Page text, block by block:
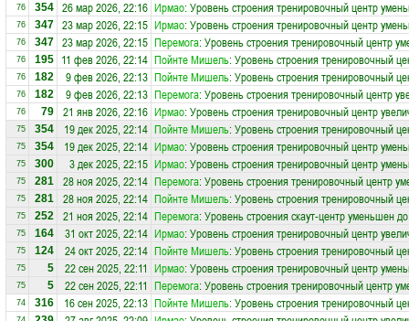
76 354 26 мар 2026, 22:16 Ирмао: Уровень строения тренировочный центр
76 347 23 мар 2026, 22:15 Ирмао: Уровень строения тренировочный центр
76 347 23 мар 2026, 22:15 Перемога: Уровень строения тренировочный центр
76 195 11 фев 2026, 22:14 Пойнте Мишель: Уровень строения тренировочный
76 182 9 фев 2026, 22:13 Пойнте Мишель: Уровень строения тренировочный
76 182 9 фев 2026, 22:13 Перемога: Уровень строения тренировочный центр
76 79 21 янв 2026, 22:16 Ирмао: Уровень строения тренировочный центр
75 354 19 дек 2025, 22:14 Пойнте Мишель: Уровень строения тренировочный
75 354 19 дек 2025, 22:14 Ирмао: Уровень строения тренировочный центр
75 300 3 дек 2025, 22:15 Ирмао: Уровень строения тренировочный центр
75 281 28 ноя 2025, 22:14 Перемога: Уровень строения тренировочный центр
75 281 28 ноя 2025, 22:14 Пойнте Мишель: Уровень строения тренировочный
75 252 21 ноя 2025, 22:14 Перемога: Уровень строения скаут-центр уменьшен
75 164 31 окт 2025, 22:14 Ирмао: Уровень строения тренировочный центр
75 124 24 окт 2025, 22:14 Пойнте Мишель: Уровень строения тренировочный
75 5 22 сен 2025, 22:11 Ирмао: Уровень строения тренировочный центр
75 5 22 сен 2025, 22:11 Перемога: Уровень строения тренировочный центр
74 316 16 сен 2025, 22:13 Пойнте Мишель: Уровень строения тренировочный